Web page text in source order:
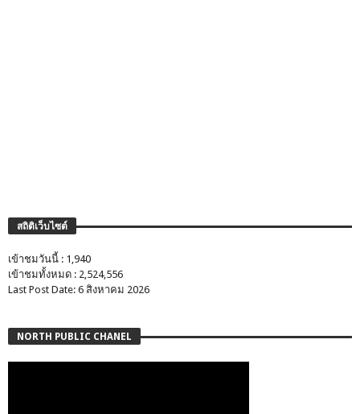
สถิติเว็บไซต์
เข้าชมวันนี้ : 1,940
เข้าชมทั้งหมด : 2,524,556
Last Post Date: 6 สิงหาคม 2026
NORTH PUBLIC CHANEL